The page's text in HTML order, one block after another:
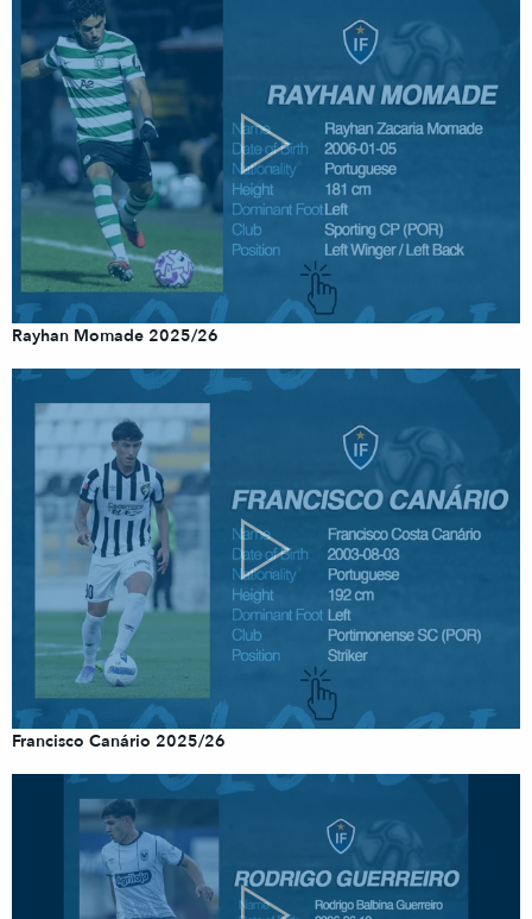
Rayhan Momade 2025/26
Francisco Canário 2025/26